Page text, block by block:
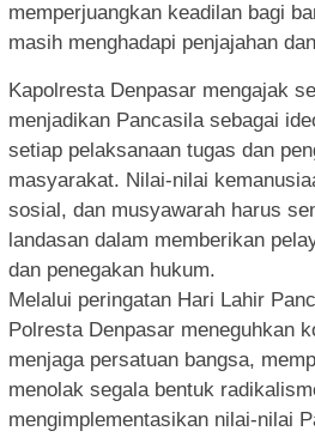
memperjuangkan keadilan bagi
masih menghadapi penjajahan
Kapolresta Denpasar mengajak
menjadikan Pancasila sebagai
setiap pelaksanaan tugas dan
masyarakat. Nilai-nilai
sosial, dan musyawarah harus
landasan dalam memberikan
dan penegakan hukum.
Melalui peringatan Hari Lahir
Polresta Denpasar meneguhkan
menjaga persatuan bangsa,
menolak segala bentuk
mengimplementasikan nilai-nilai